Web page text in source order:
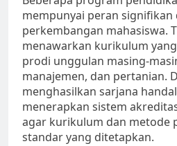
mempunyai peran
perkembangan mahasiswa.
menawarkan kurikulum
prodi unggulan masing-
manajemen, dan pertanian.
menghasilkan sarjana
menerapkan sistem
agar kurikulum dan metode
standar yang ditetapkan.